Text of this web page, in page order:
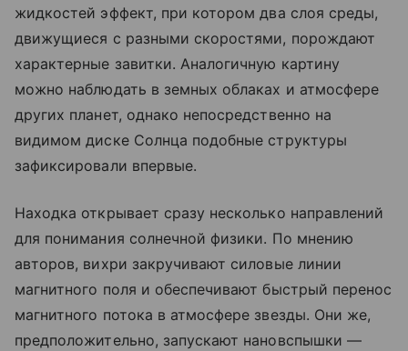
жидкостей эффект, при котором два слоя среды,
движущиеся с разными скоростями, порождают
характерные завитки. Аналогичную картину
можно наблюдать в земных облаках и атмосфере
других планет, однако непосредственно на
видимом диске Солнца подобные структуры
зафиксировали впервые.
Находка открывает сразу несколько направлений
для понимания солнечной физики. По мнению
авторов, вихри закручивают силовые линии
магнитного поля и обеспечивают быстрый перенос
магнитного потока в атмосфере звезды. Они же,
предположительно, запускают нановспышки —